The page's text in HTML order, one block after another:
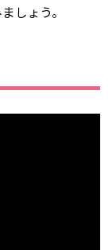
しょう。